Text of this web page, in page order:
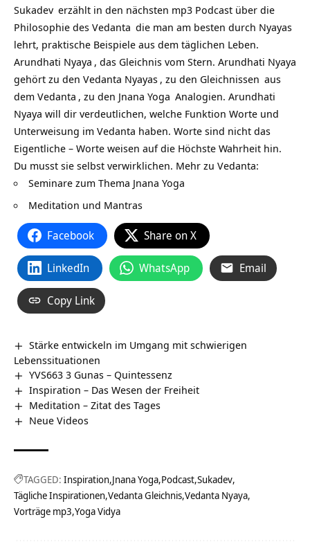
Sukadev erzählt in den nächsten mp3 Podcast über die
Philosophie des Vedanta die man am besten durch Nyayas
lehrt, praktische Beispiele aus dem täglichen Leben.
Arundhati Nyaya , das Gleichnis vom Stern. Arundhati Nyaya
gehört zu den Vedanta Nyayas , zu den Gleichnissen aus
dem Vedanta , zu den Jnana Yoga Analogien. Arundhati
Nyaya will dir verdeutlichen, welche Funktion Worte und
Unterweisung im Vedanta haben. Worte sind nicht das
Eigentliche – Worte weisen auf die Höchste Wahrheit hin.
Du musst sie selbst verwirklichen. Mehr zu Vedanta:
Seminare zum Thema Jnana Yoga
Meditation und Mantras
Facebook Share on X
LinkedIn WhatsApp Email
Copy Link
Stärke entwickeln im Umgang mit schwierigen
Lebenssituationen
YVS663 3 Gunas – Quintessenz
Inspiration – Das Wesen der Freiheit
Meditation – Zitat des Tages
Neue Videos
TAGGED: Inspiration Jnana Yoga Podcast Sukadev
Tägliche Inspirationen Vedanta Gleichnis Vedanta Nyaya
Vorträge mp3 Yoga Vidya